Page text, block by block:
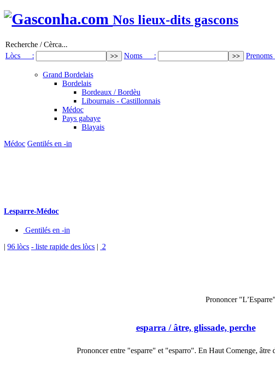
Nos lieux-dits gascons
Recherche / Cèrca...
Lòcs :
Noms :
Grand Bordelais
Bordelais
Bordeaux / Bordèu
Libournais - Castillonnais
Médoc
Pays gabaye
Blayais
Médoc Gentilés en -in
Lesparre-Médoc
Gentilés en -in
| 96 lòcs - liste rapide des lòcs | 2
Prononcer
esparra / âtre, glissade, perche
Prononcer entre "esparre" et "esparro". En Haut Comenge,